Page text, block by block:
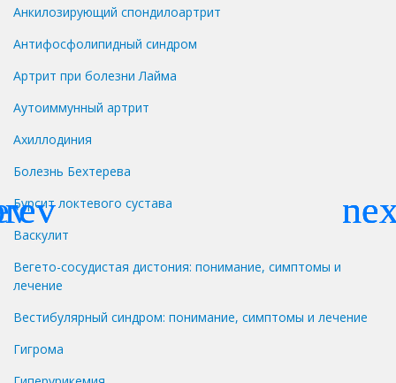
Анкилозирующий спондилоартрит
Антифосфолипидный синдром
Артрит при болезни Лайма
Аутоиммунный артрит
Ахиллодиния
Болезнь Бехтерева
Бурсит локтевого сустава
Васкулит
Вегето-сосудистая дистония: понимание, симптомы и
лечение
Вестибулярный синдром: понимание, симптомы и лечение
Гигрома